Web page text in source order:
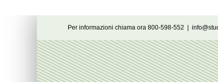
Per informazioni chiama ora 800-598-552